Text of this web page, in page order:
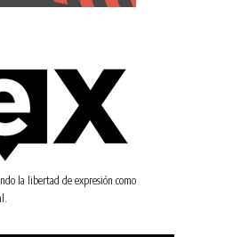
la libertad de expresión como